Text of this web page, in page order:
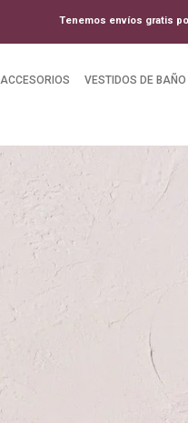
Tenemos envíos gratis
ACCESORIOS VESTIDOS DE BAÑO